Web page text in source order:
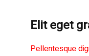
Elit eget
Pellentesque